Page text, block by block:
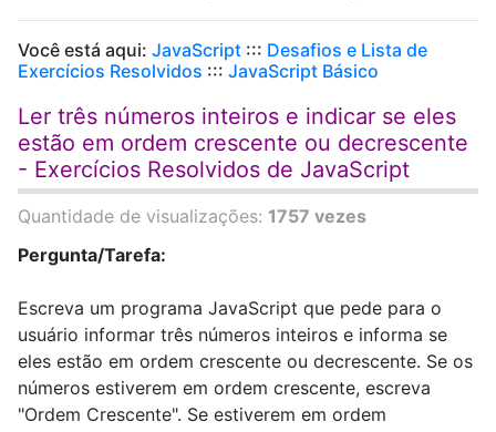
Você está aqui: JavaScript ::: Desafios e Lista de
Exercícios Resolvidos ::: JavaScript Básico
Ler três números inteiros e indicar se eles
estão em ordem crescente ou decrescente
- Exercícios Resolvidos de JavaScript
Quantidade de visualizações: 1757 vezes
Pergunta/Tarefa:
Escreva um programa JavaScript que pede para o
usuário informar três números inteiros e informa se
eles estão em ordem crescente ou decrescente. Se os
números estiverem em ordem crescente, escreva
"Ordem Crescente". Se estiverem em ordem